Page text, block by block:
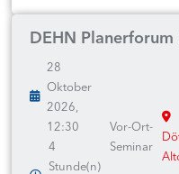
DEHN Planerforum
28
Oktober
2026,
12:30
4
Stunde(n)
Vor-Ort-
Seminar